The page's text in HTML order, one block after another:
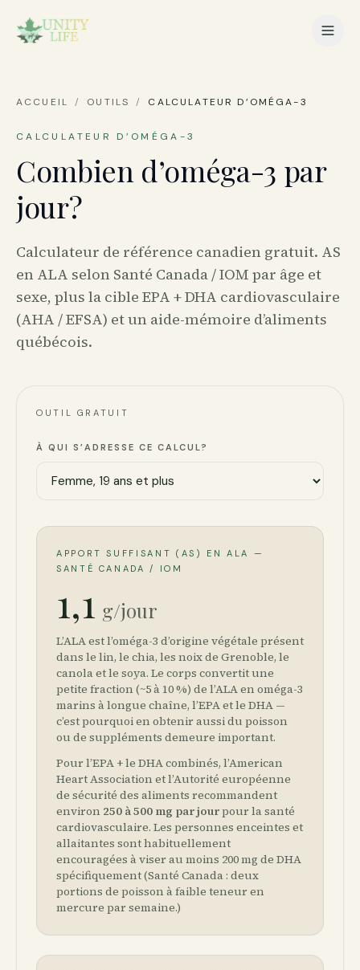
ACCUEIL / OUTILS / CALCULATEUR D’OMÉGA-3
CALCULATEUR D’OMÉGA-3
Combien d’oméga-3 par
jour?
Calculateur de référence canadien gratuit. AS
en ALA selon Santé Canada / IOM par âge et
sexe, plus la cible EPA + DHA cardiovasculaire
(AHA / EFSA) et un aide-mémoire d’aliments
québécois.
OUTIL GRATUIT
À QUI S’ADRESSE CE CALCUL?
APPORT SUFFISANT (AS) EN ALA —
SANTÉ CANADA / IOM
1,1 g/jour
L’ALA est l’oméga-3 d’origine végétale présent
dans le lin, le chia, les noix de Grenoble, le
canola et le soya. Le corps convertit une
petite fraction (~5 à 10 %) de l’ALA en oméga-3
marins à longue chaîne, l’EPA et le DHA —
c’est pourquoi en obtenir aussi du poisson
ou de suppléments demeure important.
Pour l’EPA + le DHA combinés, l’American
Heart Association et l’Autorité européenne
de sécurité des aliments recommandent
environ 250 à 500 mg par jourpour la santé
cardiovasculaire. Les personnes enceintes et
allaitantes sont habituellement
encouragées à viser au moins 200 mg de DHA
spécifiquement (Santé Canada : deux
portions de poisson à faible teneur en
mercure par semaine.)